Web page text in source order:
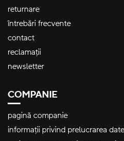
returnare
întrebări frecvente
contact
reclamații
newsletter
COMPANIE
pagină companie
informații privind prelucrarea